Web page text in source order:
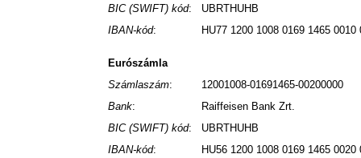
BIC (SWIFT) kód:
UBRTHUHB
IBAN-kód: HU77 1200 1008 0169 1465 0010
Eurószámla
Számlaszám:
12001008-01691465-00200000
Bank:
Raiffeisen Bank Zrt.
BIC (SWIFT) kód:
UBRTHUHB
IBAN-kód: HU56 1200 1008 0169 1465 0020